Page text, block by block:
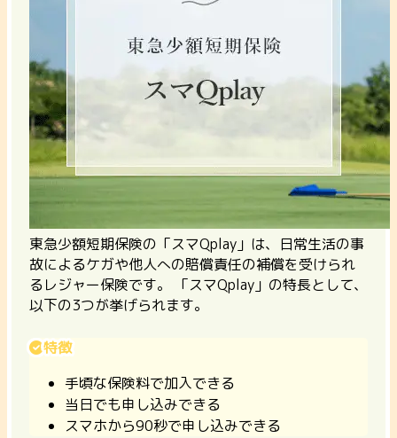
東急少額短期保険の「スマQplay」は、日常生活の事
故によるケガや他人への賠償責任の補償を受けられ
るレジャー保険です。 「スマQplay」の特長として、
以下の3つが挙げられます。
特徴
手頃な保険料で加入できる
当日でも申し込みできる
スマホから90秒で申し込みできる